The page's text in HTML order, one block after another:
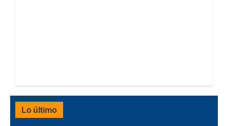
Lo último